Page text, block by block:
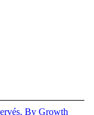
By Growth